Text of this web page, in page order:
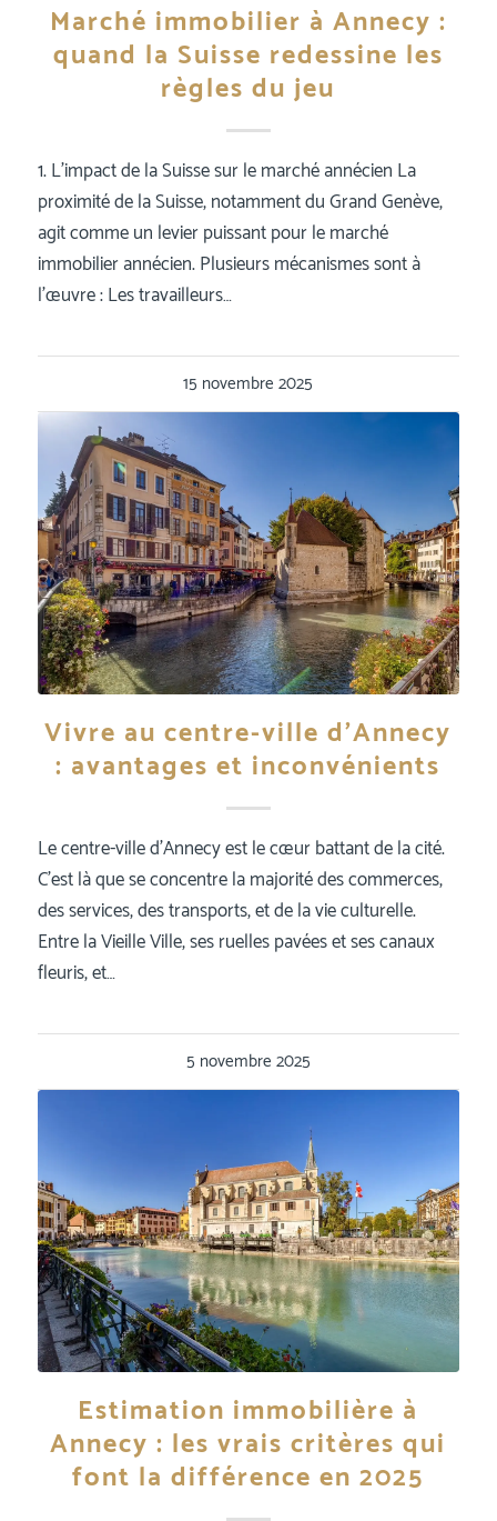
Marché immobilier à Annecy :
quand la Suisse redessine les
règles du jeu
1. L’impact de la Suisse sur le marché annécien La
proximité de la Suisse, notamment du Grand Genève,
agit comme un levier puissant pour le marché
immobilier annécien. Plusieurs mécanismes sont à
l’œuvre : Les travailleurs…
15 novembre 2025
Vivre au centre-ville d’Annecy
: avantages et inconvénients
Le centre-ville d’Annecy est le cœur battant de la cité.
C’est là que se concentre la majorité des commerces,
des services, des transports, et de la vie culturelle.
Entre la Vieille Ville, ses ruelles pavées et ses canaux
fleuris, et…
5 novembre 2025
Estimation immobilière à
Annecy : les vrais critères qui
font la différence en 2025